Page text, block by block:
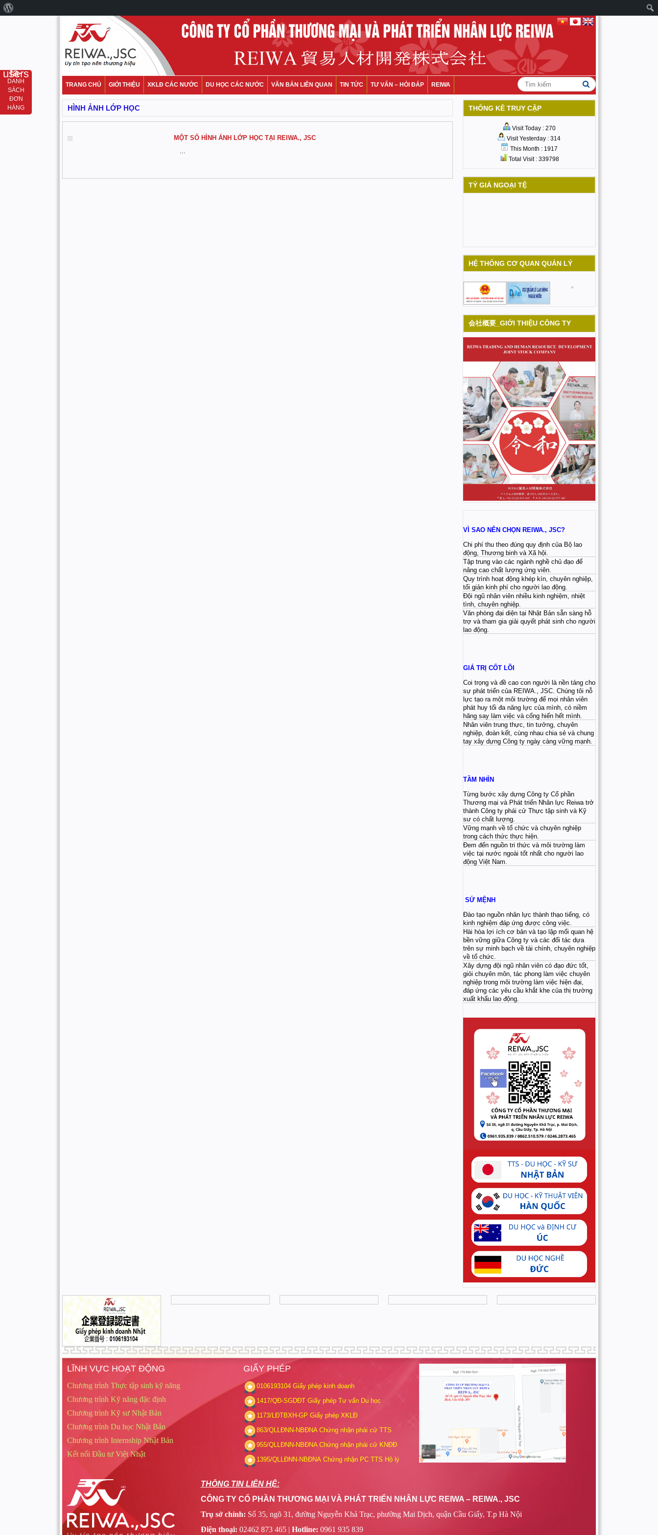
TRANG CHỦ GIỚI THIỆU XKLĐ CÁC NƯỚC DU HỌC CÁC NƯỚC VĂN BẢN LIÊN QUAN TIN TỨC TƯ VẤN – HỎI ĐÁP REIWA
HÌNH ẢNH LỚP HỌC
MỘT SỐ HÌNH ẢNH LỚP HỌC TẠI REIWA., JSC
...
THỐNG KÊ TRUY CẬP
Visit Today : 270
Visit Yesterday : 314
This Month : 1917
Total Visit : 339798
TỶ GIÁ NGOẠI TỆ
HỆ THỐNG CƠ QUAN QUẢN LÝ
会社概要_GIỚI THIỆU CÔNG TY
VÌ SAO NÊN CHỌN REIWA., JSC?
Chi phí thu theo đúng quy định của Bộ lao
động, Thương binh và Xã hội.
Tập trung vào các ngành nghề chủ đạo để
nâng cao chất lượng ứng viên.
Quy trình hoạt động khép kín, chuyên nghiệp,
tối giản kinh phí cho người lao động.
Đội ngũ nhân viên nhiều kinh nghiệm, nhiệt
tình, chuyên nghiệp.
Văn phòng đại diện tại Nhật Bản sẵn sàng hỗ
trợ và tham gia giải quyết phát sinh cho người
lao động.
GIÁ TRỊ CỐT LÕI
Coi trọng và đề cao con người là nền tảng cho
sự phát triển của REIWA., JSC. Chúng tôi nỗ
lực tạo ra một môi trường để mọi nhân viên
phát huy tối đa năng lực của mình, có niềm
hăng say làm việc và cống hiến hết mình.
Nhân viên trung thực, tin tưởng, chuyên
nghiệp, đoàn kết, cùng nhau chia sẻ và chung
tay xây dựng Công ty ngày càng vững mạnh.
TẦM NHÌN
Từng bước xây dựng Công ty Cổ phần
Thương mại và Phát triển Nhân lực Reiwa trở
thành Công ty phái cử Thực tập sinh và Kỹ
sư có chất lượng.
Vững mạnh về tổ chức và chuyên nghiệp
trong cách thức thực hiện.
Đem đến nguồn tri thức và môi trường làm
việc tại nước ngoài tốt nhất cho người lao
động Việt Nam.
SỨ MỆNH
Đào tạo nguồn nhân lực thành thạo tiếng, có
kinh nghiệm đáp ứng được công việc.
Hài hòa lợi ích cơ bản và tạo lập mối quan hệ
bền vững giữa Công ty và các đối tác dựa
trên sự minh bạch về tài chính, chuyên nghiệp
về tổ chức.
Xây dựng đội ngũ nhân viên có đạo đức tốt,
giỏi chuyên môn, tác phong làm việc chuyên
nghiệp trong môi trường làm việc hiện đại,
đáp ứng các yêu cầu khắt khe của thị trường
xuất khẩu lao động.
LĨNH VỰC HOẠT ĐỘNG
Chương trình Thực tập sinh kỹ năng
Chương trình Kỹ năng đặc định
Chương trình Kỹ sư Nhật Bản
Chương trình Du học Nhật Bản
Chương trình Internship Nhật Bản
Kết nối Đầu tư Việt Nhật
GIẤY PHÉP
0106193104Giấy phép kinh doanh
1417/QĐ-SGDĐTGiấy phép Tư vấn Du học
1173/LĐTBXH-GP Giấy phép XKLĐ
863/QLLĐNN-NBĐNAChứng nhận phái cử TTS
955/QLLĐNN-NBĐNAChứng nhận phái cử KNĐĐ
1395/QLLĐNN-NBĐNA Chứng nhận PC TTS Hộ lý
THÔNG TIN LIÊN HỆ:
CÔNG TY CỔ PHẦN THƯƠNG MẠI VÀ PHÁT TRIỂN NHÂN LỰC REIWA – REIWA., JSC
Trụ sở chính: Số 35, ngõ 31, đường Nguyễn Khả Trạc, phường Mai Dịch, quận Cầu Giấy, T.p Hà Nội
Điện thoại: 02462 873 465 | Hotline: 0961 935 839
fa-users
DANH
SÁCH
ĐƠN
HÀNG